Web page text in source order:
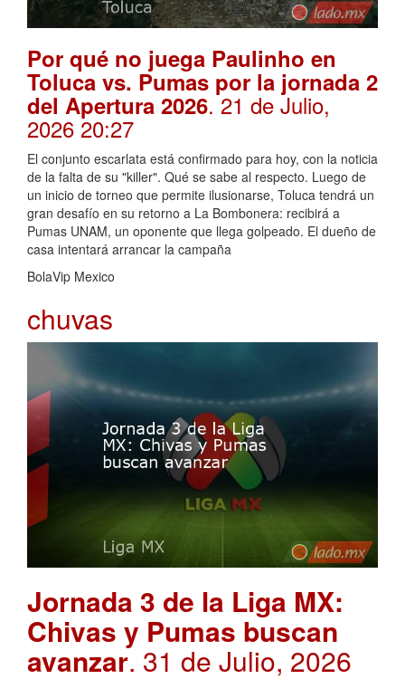
Por qué no juega Paulinho en
Toluca vs. Pumas por la jornada 2
del Apertura 2026. 21 de Julio,
2026 20:27
El conjunto escarlata está confirmado para hoy, con la noticia
de la falta de su "killer". Qué se sabe al respecto. Luego de
un inicio de torneo que permite ilusionarse, Toluca tendrá un
gran desafío en su retorno a La Bombonera: recibirá a
Pumas UNAM, un oponente que llega golpeado. El dueño de
casa intentará arrancar la campaña
BolaVip Mexico
chuvas
Jornada 3 de la Liga MX:
Chivas y Pumas buscan
avanzar. 31 de Julio, 2026